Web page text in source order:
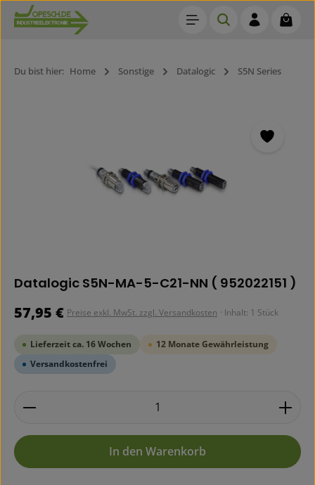
Zum Hauptinhalt springen
Du bist hier: Home Sonstige Datalogic S5N Series
Datalogic S5N-MA-5-C21-NN ( 952022151 )
Regulärer Preis:
57,95 € Preise exkl. MwSt. zzgl. Versandkosten · Inhalt: 1 Stück
Lieferzeit ca. 16 Wochen
12 Monate Gewährleistung
Versandkostenfrei
Produkt Anzahl: Gib den gewünschten Wert ein
In den Warenkorb